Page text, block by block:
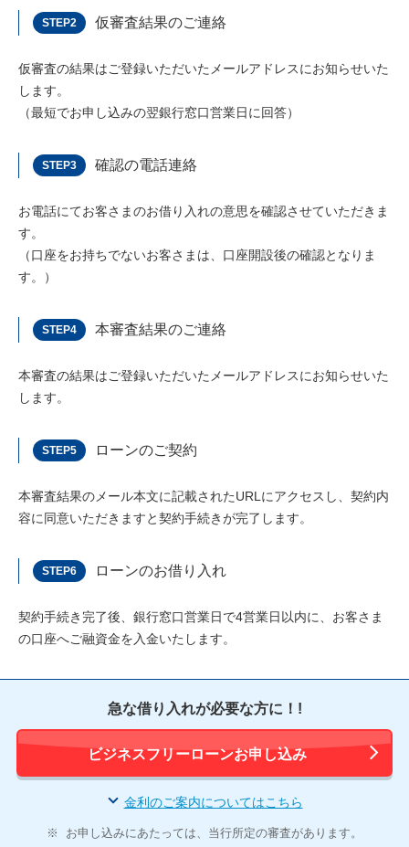
STEP2 仮審査結果のご連絡
仮審査の結果はご登録いただいたメールアドレスにお知らせいた
します。
（最短でお申し込みの翌銀行窓口営業日に回答）
STEP3 確認の電話連絡
お電話にてお客さまのお借り入れの意思を確認させていただきま
す。
（口座をお持ちでないお客さまは、口座開設後の確認となりま
す。）
STEP4 本審査結果のご連絡
本審査の結果はご登録いただいたメールアドレスにお知らせいた
します。
STEP5 ローンのご契約
本審査結果のメール本文に記載されたURLにアクセスし、契約内
容に同意いただきますと契約手続きが完了します。
STEP6 ローンのお借り入れ
契約手続き完了後、銀行窓口営業日で4営業日以内に、お客さま
の口座へご融資金を入金いたします。
急な借り入れが必要な方に！!
ビジネスフリーローンお申し込み
金利のご案内についてはこちら
※ お申し込みにあたっては、当行所定の審査があります。